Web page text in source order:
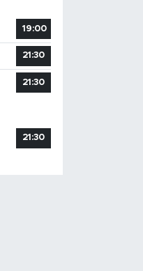
19:00
21:30
21:30
21:30